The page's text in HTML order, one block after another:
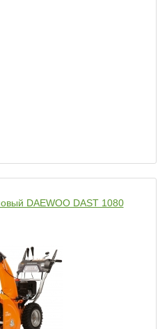
DAEWOO DAST 1080